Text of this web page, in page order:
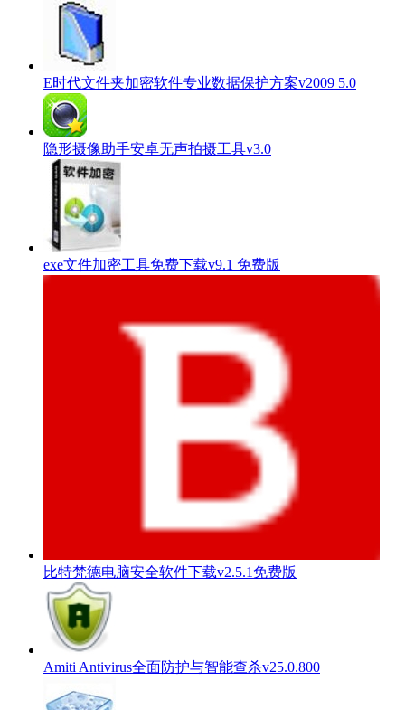
E时代文件夹加密软件专业数据保护方案v2009 5.0
隐形摄像助手安卓无声拍摄工具v3.0
exe文件加密工具免费下载v9.1 免费版
比特梵德电脑安全软件下载v2.5.1免费版
Amiti Antivirus全面防护与智能查杀v25.0.800